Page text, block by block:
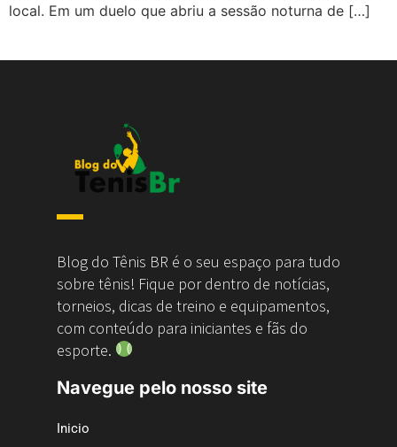
local. Em um duelo que abriu a sessão noturna de […]
Blog do Tênis BR é o seu espaço para tudo
sobre tênis! Fique por dentro de notícias,
torneios, dicas de treino e equipamentos,
com conteúdo para iniciantes e fãs do
esporte.
Navegue pelo nosso site
Inicio